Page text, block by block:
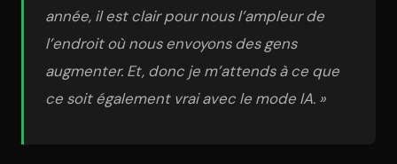
année, il est clair pour nous l’ampleur de
l’endroit où nous envoyons des gens
augmenter. Et, donc je m’attends à ce que
ce soit également vrai avec le mode IA. »